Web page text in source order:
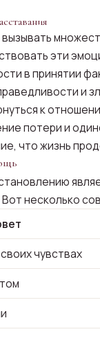
эти
в принятии
и
к
потери и
что жизнь
несколько
чувствах